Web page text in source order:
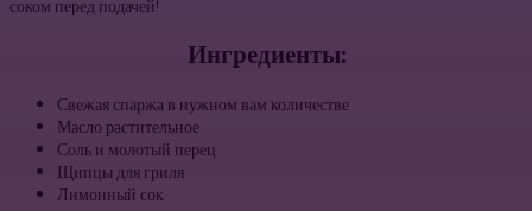
соком перед подачей!
Ингредиенты:
Свежая спаржа в нужном вам количестве
Масло растительное
Соль и молотый перец
Щипцы для гриля
Лимонный сок